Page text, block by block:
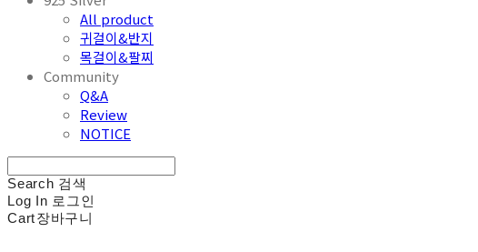
All product
귀걸이&반지
목걸이&팔찌
Community
Q&A
Review
NOTICE
Search 검색
Log In 로그인
Cart장바구니